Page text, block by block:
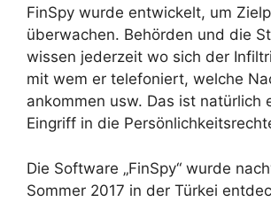
FinSpy wurde entwickelt, um
überwachen. Behörden und die
wissen jederzeit wo sich der
mit wem er telefoniert, welche
ankommen usw. Das ist natürlich
Eingriff in die
Die Software „FinSpy“ wurde
Sommer 2017 in der Türkei